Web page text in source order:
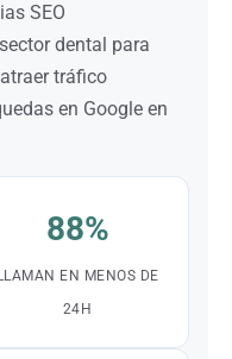
SEO
dental para
tráfico
en Google en
88%
LLAMAN EN MENOS DE
24H